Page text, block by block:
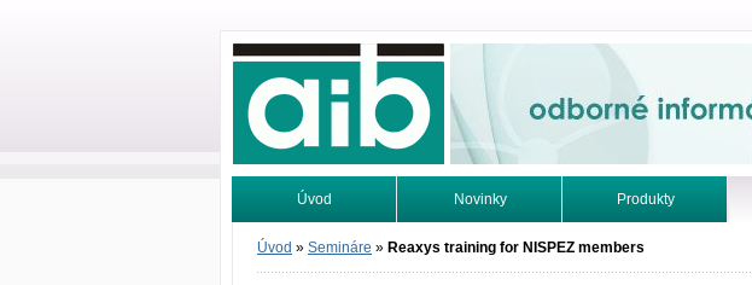
Odborné informácie. Online.
Úvod Novinky Produkty
Vyhľadávanie Tutoriály
Úvod » Semináre » Reaxys training for NISPEZ members